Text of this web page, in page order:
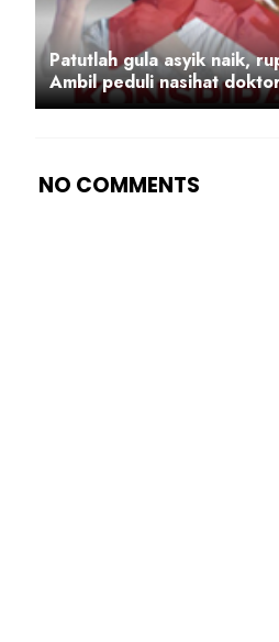
Patutlah gula asyik naik,
Ambil peduli nasihat
NO COMMENTS